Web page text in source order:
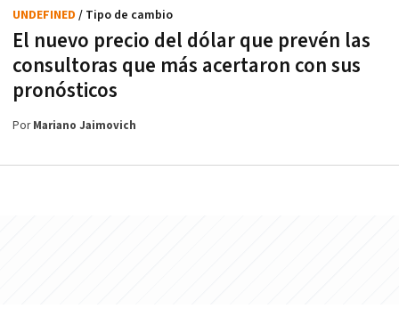
El nuevo precio del dólar que prevén las
consultoras que más acertaron con sus
pronósticos
UNDEFINED / Tipo de cambio
PorMariano Jaimovich